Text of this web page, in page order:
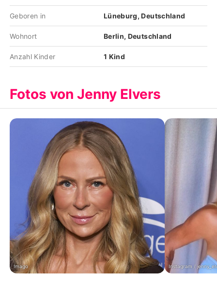
Geboren in Lüneburg, Deutschland
Wohnort Berlin, Deutschland
Anzahl Kinder 1 Kind
Fotos von Jenny Elvers
Imago Instagram /